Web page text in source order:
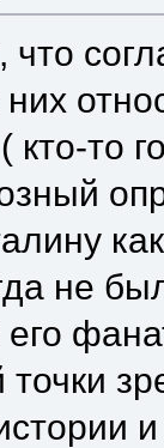
что
кто-то
не
его